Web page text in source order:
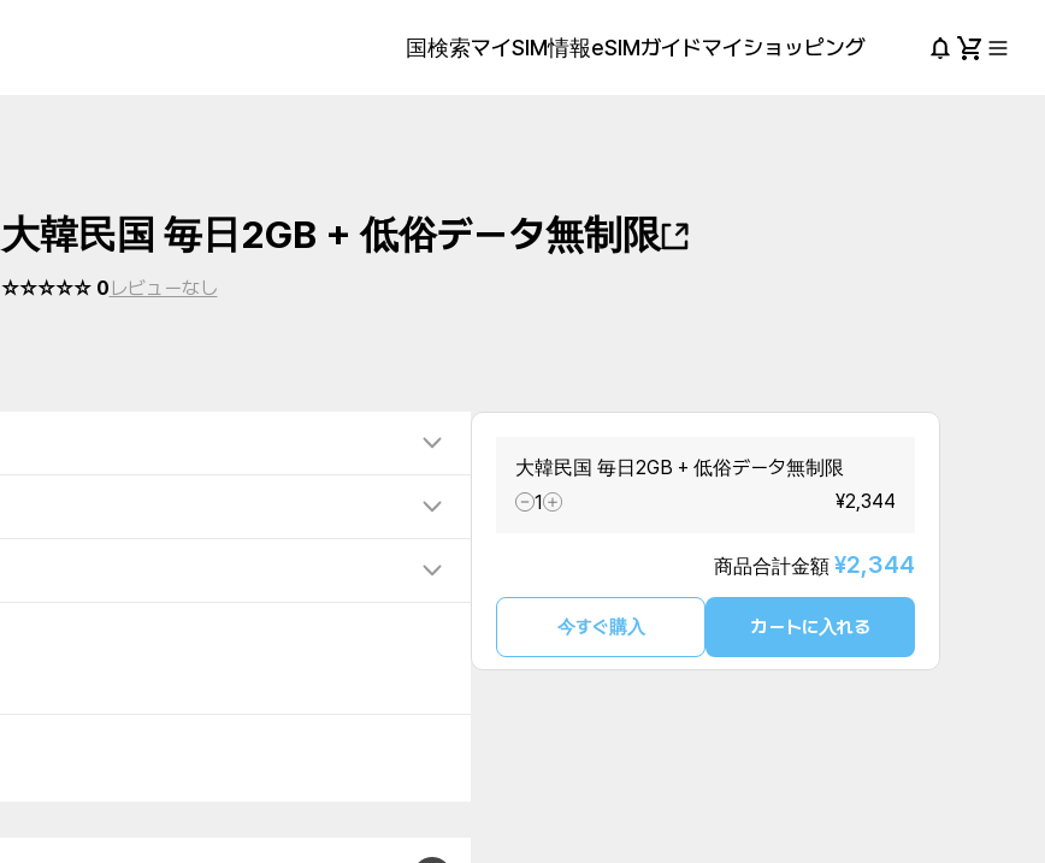
国検索マイSIM情報eSIMガイドマイショッピング
大韓民国 毎日2GB + 低俗データ無制限
☆☆☆☆☆ 0 レビューなし
大韓民国 毎日2GB + 低俗データ無制限
1
¥2,344
商品合計金額 ¥2,344
今すぐ購入 カートに入れる